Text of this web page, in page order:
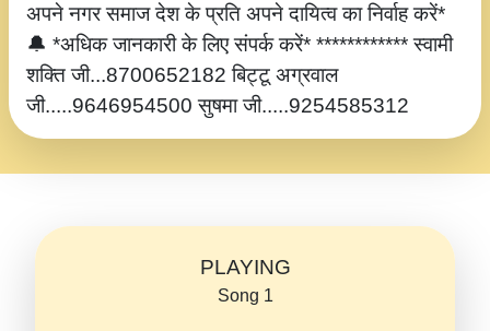
अपने नगर समाज देश के प्रति अपने दायित्व का निर्वाह करें*
🔔 *अधिक जानकारी के लिए संपर्क करें* ************ स्वामी
शक्ति जी...8700652182 बिट्टू अग्रवाल
जी.....9646954500 सुषमा जी.....9254585312
PLAYING
Song 1